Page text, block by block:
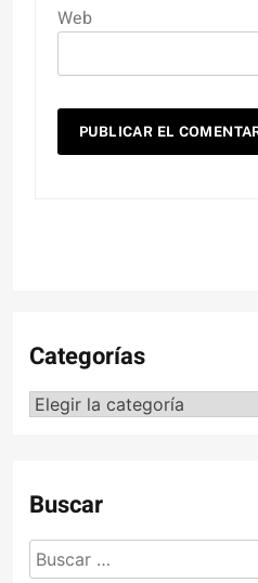
Web
Categorías
Categorías
Buscar
Buscar: